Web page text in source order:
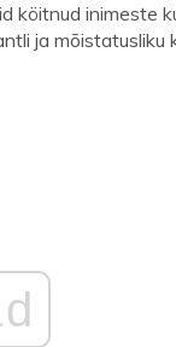
köitnud inimeste
ja